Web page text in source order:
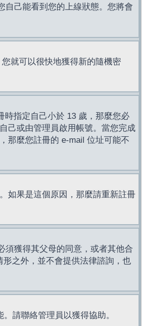
自己能看到您的上線狀態。您將會
就可以很快地獲得新的隨機密
時指定自己小於 13 歲，那麼您必
己或由管理員啟用帳號。當您完成
那麼您註冊的 e-mail 位址可能不
如果是這個原因，那麼請重新註冊
須獲得其父母的同意，或者其他合
之外，並不會提供法律諮詢，也
請聯絡管理員以獲得協助。